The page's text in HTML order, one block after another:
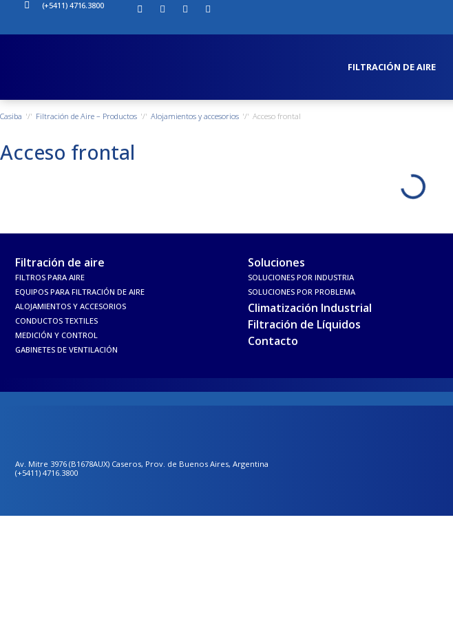
(+5411) 4716.3800
FILTRACIÓN DE AIRE
Casiba Filtración de Aire – Productos Alojamientos y accesorios Acceso frontal
Acceso frontal
Filtración de aire
FILTROS PARA AIRE
EQUIPOS PARA FILTRACIÓN DE AIRE
ALOJAMIENTOS Y ACCESORIOS
CONDUCTOS TEXTILES
MEDICIÓN Y CONTROL
GABINETES DE VENTILACIÓN
Soluciones
SOLUCIONES POR INDUSTRIA
SOLUCIONES POR PROBLEMA
Climatización Industrial
Filtración de Líquidos
Contacto
Av. Mitre 3976 (B1678AUX) Caseros, Prov. de Buenos Aires, Argentina
(+5411) 4716.3800